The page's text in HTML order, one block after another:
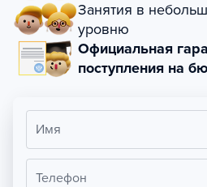
Занятия в
уровню
Официальная
поступления на
Имя
Телефон